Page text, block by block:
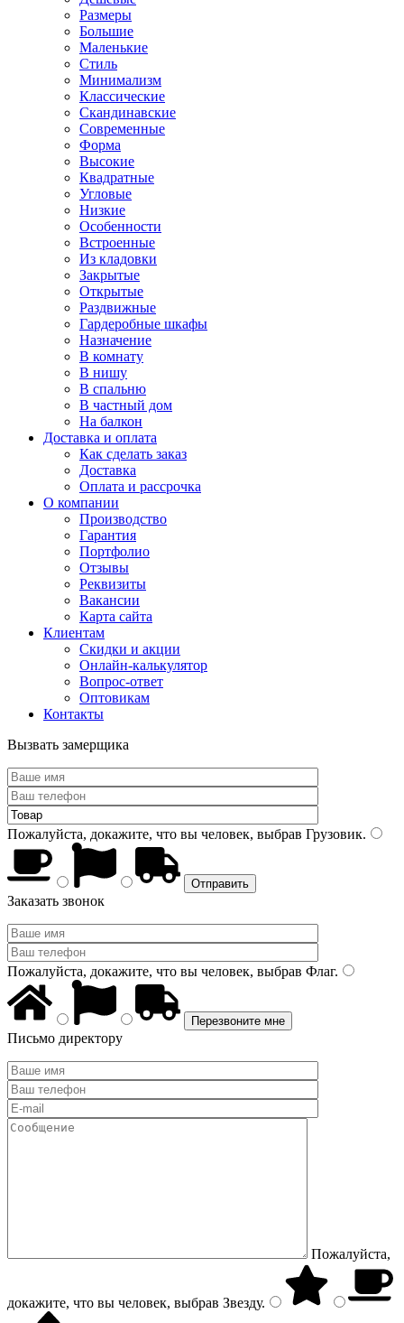
Размеры
Большие
Маленькие
Стиль
Минимализм
Классические
Скандинавские
Современные
Форма
Высокие
Квадратные
Угловые
Низкие
Особенности
Встроенные
Из кладовки
Закрытые
Открытые
Раздвижные
Гардеробные шкафы
Назначение
В комнату
В нишу
В спальню
В частный дом
На балкон
Доставка и оплата
Как сделать заказ
Доставка
Оплата и рассрочка
О компании
Производство
Гарантия
Портфолио
Отзывы
Реквизиты
Вакансии
Карта сайта
Клиентам
Скидки и акции
Онлайн-калькулятор
Вопрос-ответ
Оптовикам
Контакты
Вызвать замерщика
Пожалуйста, докажите, что вы человек, выбрав Грузовик.
Заказать звонок
Пожалуйста, докажите, что вы человек, выбрав Флаг.
Письмо директору
Пожалуйста,
докажите, что вы человек, выбрав Звезду.